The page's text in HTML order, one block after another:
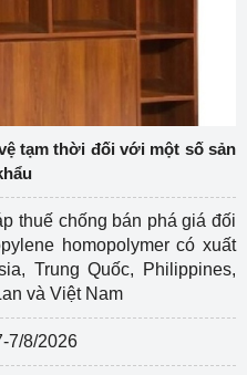
tạm thời đối với một số sản
thuế chống bán phá giá đối
homopolymer có xuất
Trung Quốc, Philippines,
và Việt Nam
7/8/2026